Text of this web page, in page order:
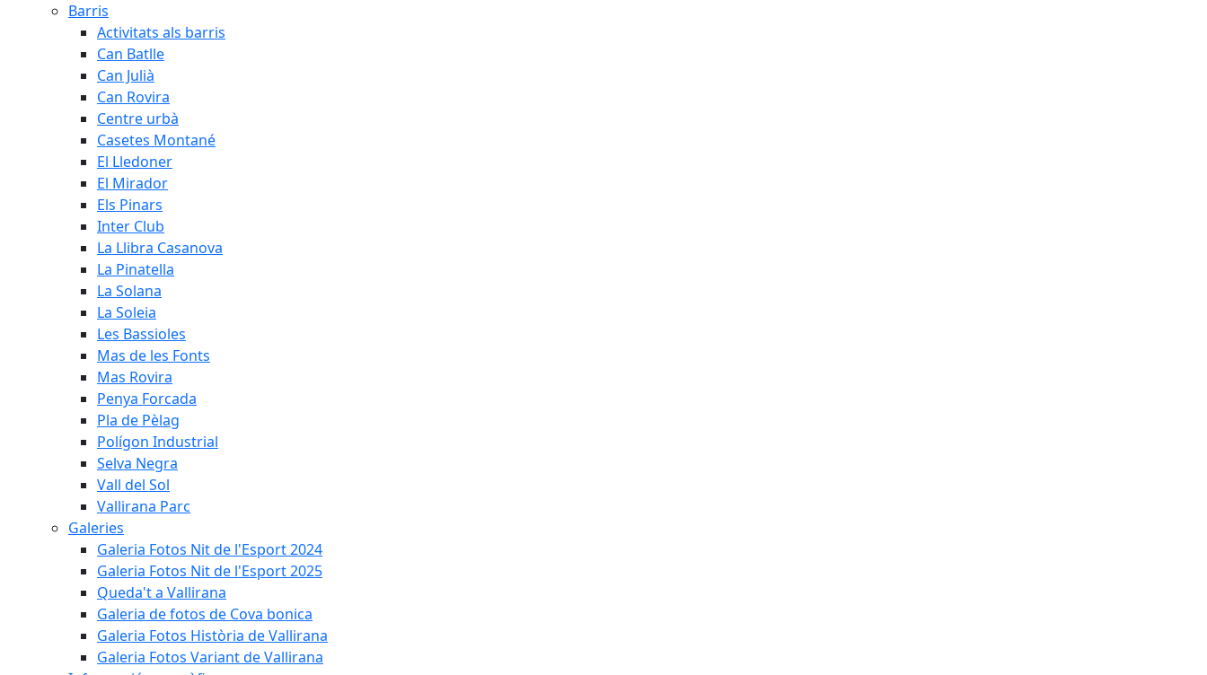
Barris
Activitats als barris
Can Batlle
Can Julià
Can Rovira
Centre urbà
Casetes Montané
El Lledoner
El Mirador
Els Pinars
Inter Club
La Llibra Casanova
La Pinatella
La Solana
La Soleia
Les Bassioles
Mas de les Fonts
Mas Rovira
Penya Forcada
Pla de Pèlag
Polígon Industrial
Selva Negra
Vall del Sol
Vallirana Parc
Galeries
Galeria Fotos Nit de l'Esport 2024
Galeria Fotos Nit de l'Esport 2025
Queda't a Vallirana
Galeria de fotos de Cova bonica
Galeria Fotos Història de Vallirana
Galeria Fotos Variant de Vallirana